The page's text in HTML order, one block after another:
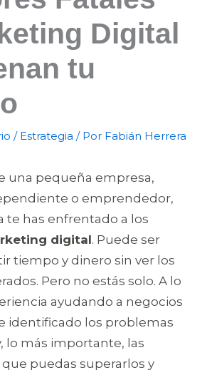
Digital
tu
/ Estrategia / Por Fabián Herrera
una pequeña empresa,
o emprendedor,
te has enfrentado a los
digital. Puede ser
tiempo y dinero sin ver los
Pero no estás solo. A lo
ayudando a negocios
identificado los problemas
lo más importante, las
puedas superarlos y